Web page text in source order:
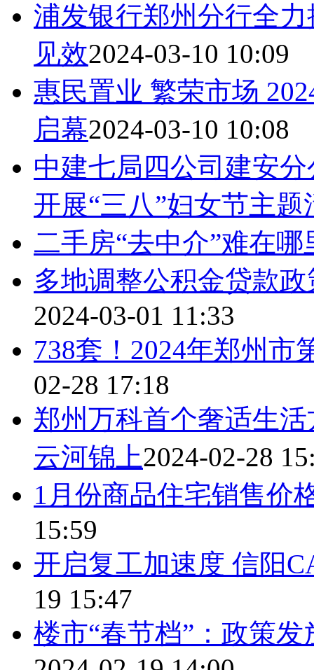
浦发银行郑州分行全
见效2024-03-10 10:09
惠民置业 繁荣市场
启幕2024-03-10 10:08
中建七局四公司建安
开展“三八”妇女节主题
二手房“去中介”难在哪
多地调整公积金贷款
2024-03-01 11:33
738套！2024年郑州市
02-28 17:18
郑州万科首个奢适生
云河锦上2024-02-28
1月份商品住宅销售价
15:59
开启复工加速度 信阳
19 15:47
楼市“春节档”：政策